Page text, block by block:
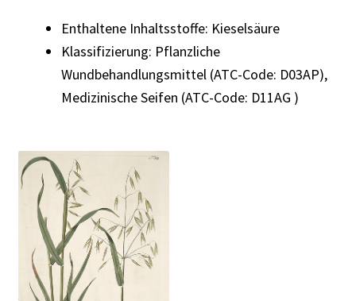
Enthaltene Inhaltsstoffe: Kieselsäure
Klassifizierung: Pflanzliche
Wundbehandlungsmittel (ATC-Code: D03AP),
Medizinische Seifen (ATC-Code: D11AG )